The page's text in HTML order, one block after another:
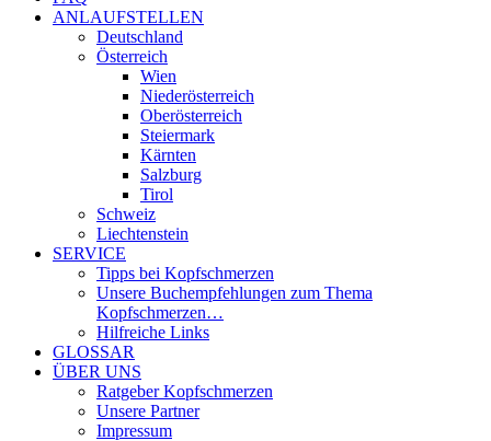
ANLAUFSTELLEN
Deutschland
Österreich
Wien
Niederösterreich
Oberösterreich
Steiermark
Kärnten
Salzburg
Tirol
Schweiz
Liechtenstein
SERVICE
Tipps bei Kopfschmerzen
Unsere Buchempfehlungen zum Thema
Kopfschmerzen…
Hilfreiche Links
GLOSSAR
ÜBER UNS
Ratgeber Kopfschmerzen
Unsere Partner
Impressum